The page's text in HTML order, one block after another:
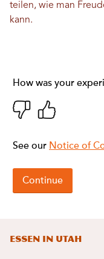
teilen, wie man
kann.
Essen in Utah